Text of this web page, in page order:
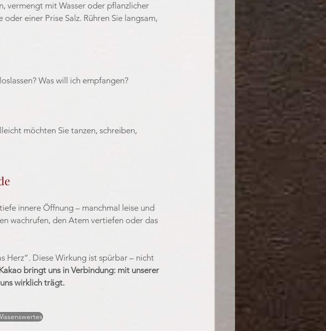
vermengt mit Wasser oder pflanzlicher
einer Prise Salz. Rühren Sie langsam,
Was will ich empfangen?
möchten Sie tanzen, schreiben,
innere Öffnung – manchmal leise und
wachrufen, den Atem vertiefen oder das
Herz“. Diese Wirkung ist spürbar – nicht
bringt uns in Verbindung: mit unserer
wirklich trägt.